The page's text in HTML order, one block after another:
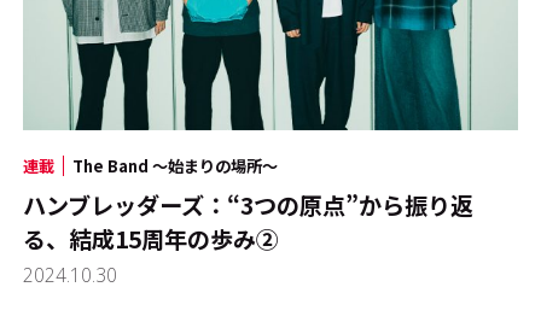
連載 The Band ～始まりの場所～
ハンブレッダーズ：“3つの原点”から振り返
る、結成15周年の歩み②
2024.10.30